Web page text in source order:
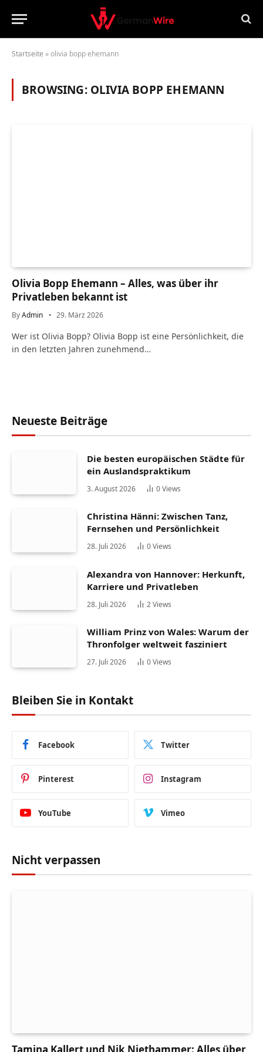
Startseite »olivia bopp ehemann
BROWSING: OLIVIA BOPP EHEMANN
Olivia Bopp Ehemann – Alles, was über ihr
Privatleben bekannt ist
ByAdmin 29. März 2026
Wer ist Olivia Bopp? Olivia Bopp ist eine Persönlichkeit, die
in den letzten Jahren zunehmend…
Neueste Beiträge
Die besten europäischen Städte für
ein Auslandspraktikum
3. August 2026 0Views
Christina Hänni: Zwischen Tanz,
Fernsehen und Persönlichkeit
28. Juli 2026 0Views
Alexandra von Hannover: Herkunft,
Karriere und Privatleben
28. Juli 2026 2Views
William Prinz von Wales: Warum der
Thronfolger weltweit fasziniert
27. Juli 2026 0Views
Bleiben Sie in Kontakt
Facebook Twitter
Pinterest Instagram
YouTube Vimeo
Nicht verpassen